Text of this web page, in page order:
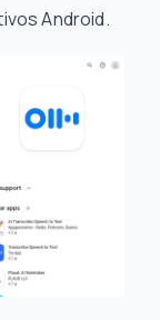
Android.